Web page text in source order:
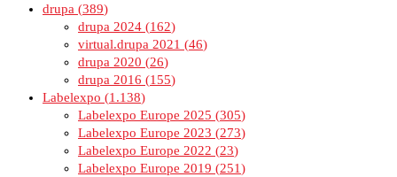
drupa
389
drupa 2024
162
virtual.drupa 2021
46
drupa 2020
26
drupa 2016
155
Labelexpo
1.138
Labelexpo Europe 2025
305
Labelexpo Europe 2023
273
Labelexpo Europe 2022
23
Labelexpo Europe 2019
251